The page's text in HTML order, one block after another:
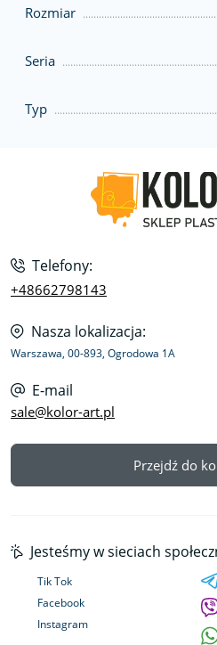
Rozmiar
Seria
Typ
Telefony:
+48662798143
Nasza lokalizacja:
Warszawa, 00-893, Ogrodowa 1A
E-mail
sale@kolor-art.pl
Przejdź do
Jesteśmy w sieciach
Tik Tok
Facebook
Instagram